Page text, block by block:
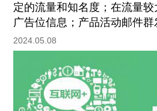
定的流量和知名度；在流量
广告位信息；产品活动邮件
群信息推送、微信营销信息推
2024.05.08